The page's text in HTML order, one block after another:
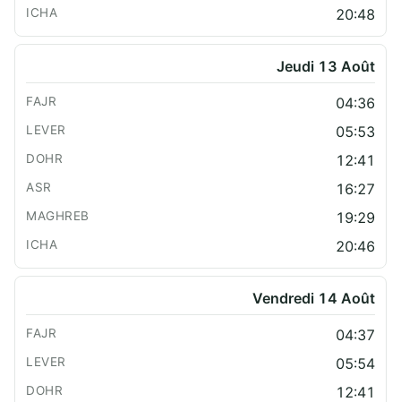
20:48
Jeudi 13 Août
04:36
05:53
12:41
16:27
19:29
20:46
Vendredi 14 Août
04:37
05:54
12:41